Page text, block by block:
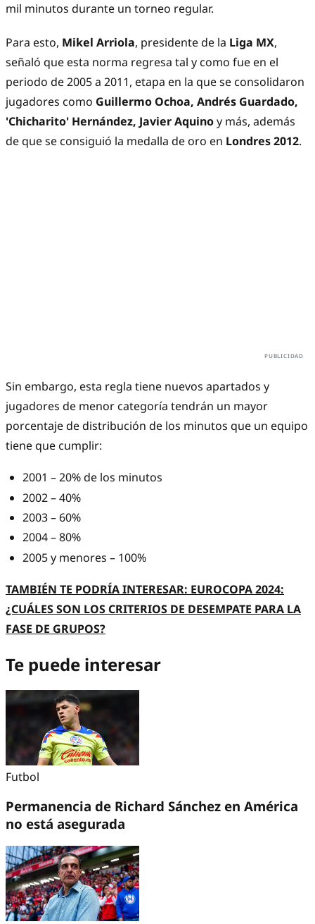
mil minutos durante un torneo regular.
Para esto, Mikel Arriola, presidente de la Liga MX,
señaló que esta norma regresa tal y como fue en el
periodo de 2005 a 2011, etapa en la que se consolidaron
jugadores como Guillermo Ochoa, Andrés Guardado,
'Chicharito' Hernández, Javier Aquinoy más, además
de que se consiguió la medalla de oro en Londres 2012.
Sin embargo, esta regla tiene nuevos apartados y
jugadores de menor categoría tendrán un mayor
porcentaje de distribución de los minutos que un equipo
tiene que cumplir:
2001 – 20% de los minutos
2002 – 40%
2003 – 60%
2004 – 80%
2005 y menores – 100%
TAMBIÉN TE PODRÍA INTERESAR: EUROCOPA 2024:
¿CUÁLES SON LOS CRITERIOS DE DESEMPATE PARA LA
FASE DE GRUPOS?
Te puede interesar
Futbol
Permanencia de Richard Sánchez en América
no está asegurada